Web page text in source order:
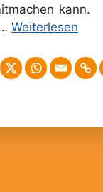
Weiterlesen